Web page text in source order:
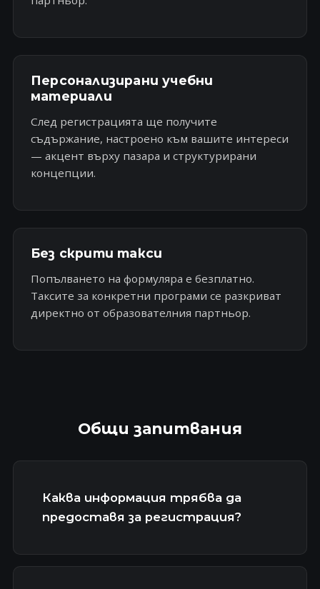
Персонализирани учебни
материали
След регистрацията ще получите
съдържание, настроено към вашите интереси
— акцент върху пазара и структурирани
концепции.
Без скрити такси
Попълването на формуляра е безплатно.
Таксите за конкретни програми се разкриват
директно от образователния партньор.
Общи запитвания
Каква информация трябва да
предоставя за регистрация?